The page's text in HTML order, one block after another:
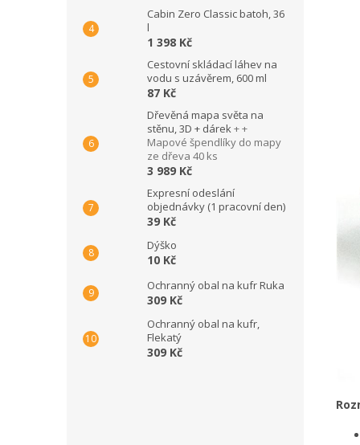
Cabin Zero Classic batoh, 36
l
1 398 Kč
Cestovní skládací láhev na
vodu s uzávěrem, 600 ml
87 Kč
Dřevěná mapa světa na
stěnu, 3D + dárek+ +
Mapové špendlíky do mapy
ze dřeva 40 ks
3 989 Kč
Expresní odeslání
objednávky (1 pracovní den)
39 Kč
Dýško
10 Kč
Ochranný obal na kufr Ruka
309 Kč
Ochranný obal na kufr,
Flekatý
309 Kč